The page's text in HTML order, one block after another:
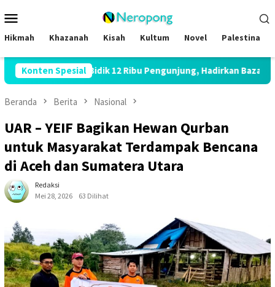
ke
kontenMobile
Hikmah Khazanah Kisah Kultum Novel Palestina
Konten Spesial
Bidik 12 Ribu Pengunjung, Hadirkan Bazar Halal hingga
Beranda Berita Nasional
UAR – YEIF Bagikan Hewan Qurban
untuk Masyarakat Terdampak Bencana
di Aceh dan Sumatera Utara
Redaksi
Mei 28, 2026
63 Dilihat